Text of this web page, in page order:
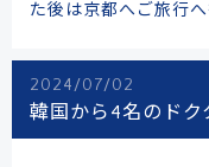
た後は京都へご旅行
2024/07/02
韓国から4名のドク